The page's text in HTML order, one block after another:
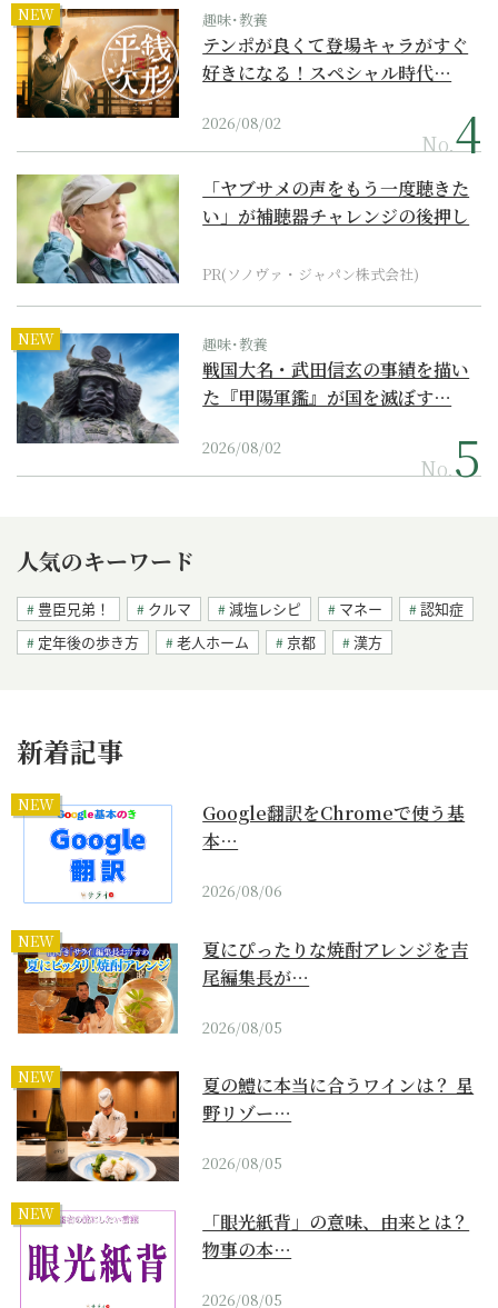
NEW 趣味･教養
テンポが良くて登場キャラがすぐ
好きになる！スペシャル時代…
2026/08/02
No.
「ヤブサメの声をもう一度聴きた
い」が補聴器チャレンジの後押し
PR(ソノヴァ・ジャパン株式会社)
NEW 趣味･教養
戦国大名・武田信玄の事績を描い
た『甲陽軍鑑』が国を滅ぼす…
2026/08/02
No.
人気のキーワード
豊臣兄弟！ クルマ 減塩レシピ マネー
認知症
定年後の歩き方
老人ホーム 京都 漢方
新着記事
NEW
Google翻訳をChromeで使う基
本…
2026/08/06
NEW
夏にぴったりな焼酎アレンジを吉
尾編集長が…
2026/08/05
NEW
夏の鱧に本当に合うワインは？ 星
野リゾー…
2026/08/05
NEW
「眼光紙背」の意味、由来とは？
物事の本…
2026/08/05